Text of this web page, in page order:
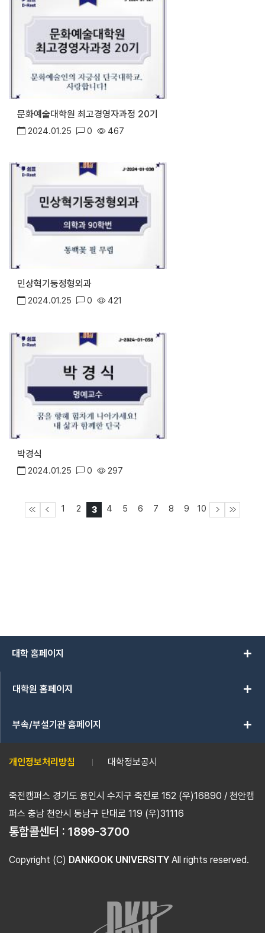
문화예술대학원 최고경영자과정 20기
2024.01.25 0 467
민상혁기둥정형외과
2024.01.25 0 421
박경식
2024.01.25 0 297
1 2 3 4 5 6 7 8 9 10
대학 홈페이지 add
대학원 홈페이지 add
부속/부설기관 홈페이지 add
개인정보처리방침 대학정보공시
죽전캠퍼스 경기도 용인시 수지구 죽전로 152 (우)16890 / 천안캠
퍼스 충남 천안시 동남구 단대로 119 (우)31116
통합콜센터 : 1899-3700
Copyright (C) DANKOOK UNIVERSITY All rights reserved.